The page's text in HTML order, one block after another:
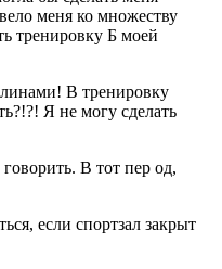
меня ко множеству
тренировку Б моей
В тренировку
Я не могу сделать
В тот пер од,
если спортзал закрыт